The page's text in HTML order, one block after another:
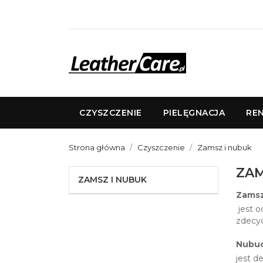
CZYSZCZENIE PIELĘGNACJA
Strona główna Czyszczenie Zamsz i nubuk
ZAMSZ I NUBUK
jest
jest